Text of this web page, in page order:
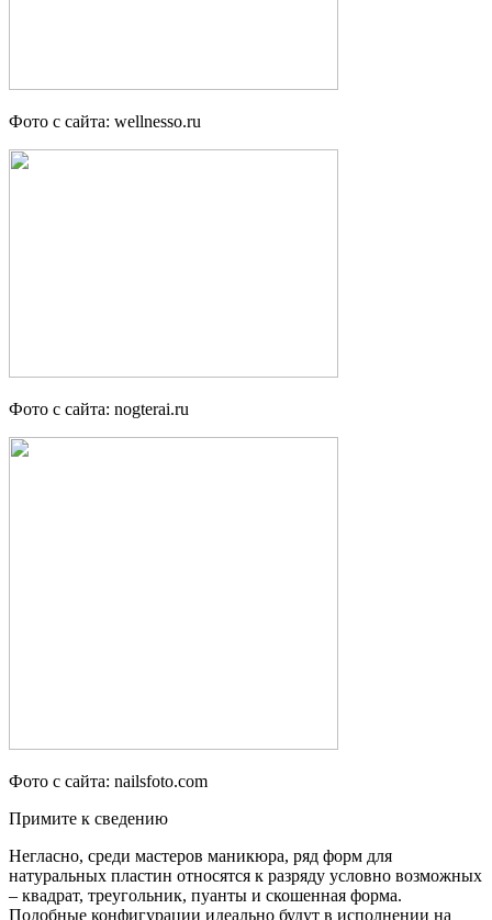
Фото с сайта: wellnesso.ru
Фото с сайта: nogterai.ru
Фото с сайта: nailsfoto.com
Примите к сведению
Негласно, среди мастеров маникюра, ряд форм для
натуральных пластин относятся к разряду условно возможных
– квадрат, треугольник, пуанты и скошенная форма.
Подобные конфигурации идеально будут в исполнении на